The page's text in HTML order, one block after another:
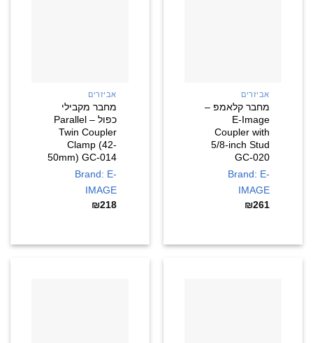
אביזרים
מחבר קלאמפ –
E-Image
Coupler with
5/8-inch Stud
GC-020
Brand: E-
IMAGE
₪261
אביזרים
מחבר מקבילי
כפול – Parallel
Twin Coupler
Clamp (42-
50mm) GC-014
Brand: E-
IMAGE
₪218